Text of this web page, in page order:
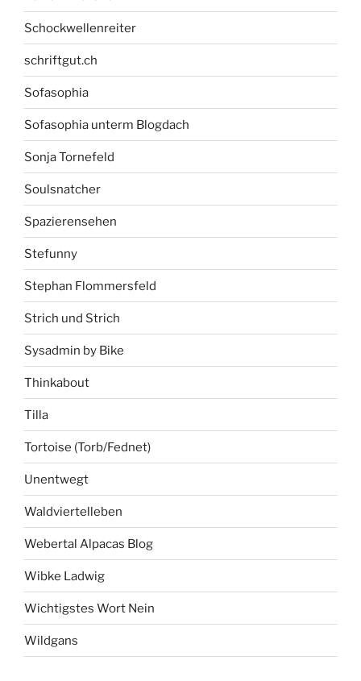
Schockwellenreiter
schriftgut.ch
Sofasophia
Sofasophia unterm Blogdach
Sonja Tornefeld
Soulsnatcher
Spazierensehen
Stefunny
Stephan Flommersfeld
Strich und Strich
Sysadmin by Bike
Thinkabout
Tilla
Tortoise (Torb/Fednet)
Unentwegt
Waldviertelleben
Webertal Alpacas Blog
Wibke Ladwig
Wichtigstes Wort Nein
Wildgans